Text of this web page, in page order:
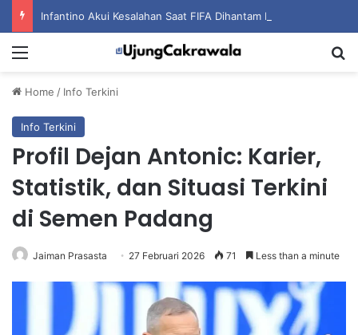
Home / Info Terkini
Info Terkini
Profil Dejan Antonic: Karier,
Statistik, dan Situasi Terkini
di Semen Padang
Jaiman Prasasta 27 Februari 2026 71 Less than a minute